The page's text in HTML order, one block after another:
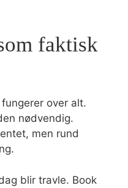
faktisk
over alt.
nødvendig.
men rund
blir travle. Book